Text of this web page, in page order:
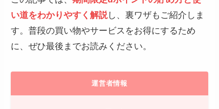
い道をわかりやすく解説し、裏ワザもご紹介しま
す。普段の買い物やサービスをお得にするため
に、ぜひ最後までお読みください。
運営者情報